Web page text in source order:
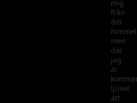
mig
från
din
men
där
jag
är
ljuset
att